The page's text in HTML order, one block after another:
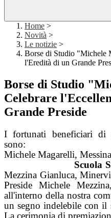
Home >
Novità >
Le notizie >
Borse di Studio "Michele
l'Eredità di un Grande
Borse di Studio
Celebrare
Grande Preside
I fortunati beneficiari di
Michele
Scuola
Mezzina Gianluca,
Preside Michele
all'interno della nostra
un segno indelebile con il
La cerimonia di